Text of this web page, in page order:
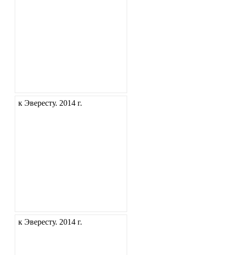
к Эвересту. 2014 г.
к Эвересту. 2014 г.